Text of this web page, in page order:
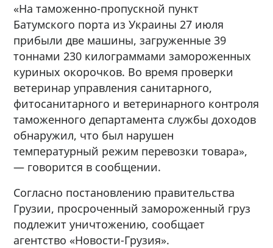
«На таможенно-пропускной пункт
Батумского порта из Украины 27 июля
прибыли две машины, загруженные 39
тоннами 230 килограммами замороженных
куриных окорочков. Во время проверки
ветеринар управления санитарного,
фитосанитарного и ветеринарного контроля
таможенного департамента службы доходов
обнаружил, что был нарушен
температурный режим перевозки товара»,
— говорится в сообщении.
Согласно постановлению правительства
Грузии, просроченный замороженный груз
подлежит уничтожению, сообщает
агентство «Новости-Грузия».